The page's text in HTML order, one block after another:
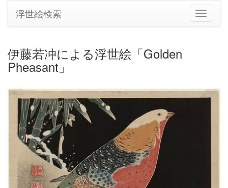
ナ
ビ
切
浮世絵検索
伊藤若冲による浮世絵「Golden
Pheasant」